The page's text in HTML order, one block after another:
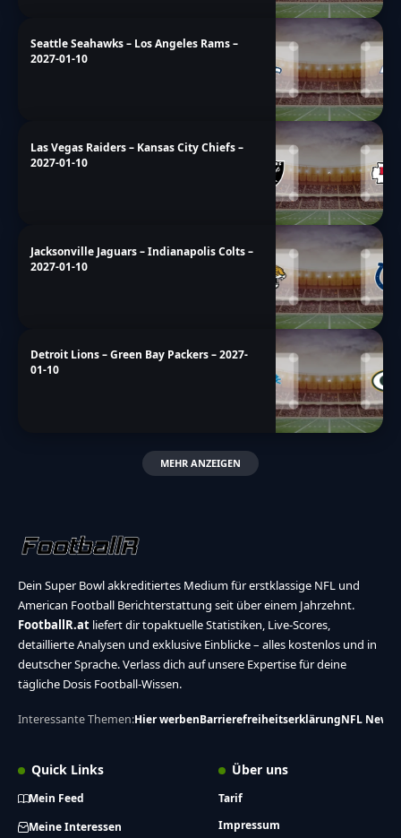
Seattle Seahawks – Los Angeles Rams –
2027-01-10
Las Vegas Raiders – Kansas City Chiefs –
2027-01-10
Jacksonville Jaguars – Indianapolis Colts –
2027-01-10
Detroit Lions – Green Bay Packers – 2027-
01-10
MEHR ANZEIGEN
Dein Super Bowl akkreditiertes Medium für erstklassige NFL und
American Football Berichterstattung seit über einem Jahrzehnt.
FootballR.at liefert dir topaktuelle Statistiken, Live-Scores,
detaillierte Analysen und exklusive Einblicke – alles kostenlos und in
deutscher Sprache. Verlass dich auf unsere Expertise für deine
tägliche Dosis Football-Wissen.
Interessante Themen:Hier werbenBarrierefreiheitserklärungNFL News
Quick Links
Mein Feed
Meine Interessen
Über uns
Tarif
Impressum